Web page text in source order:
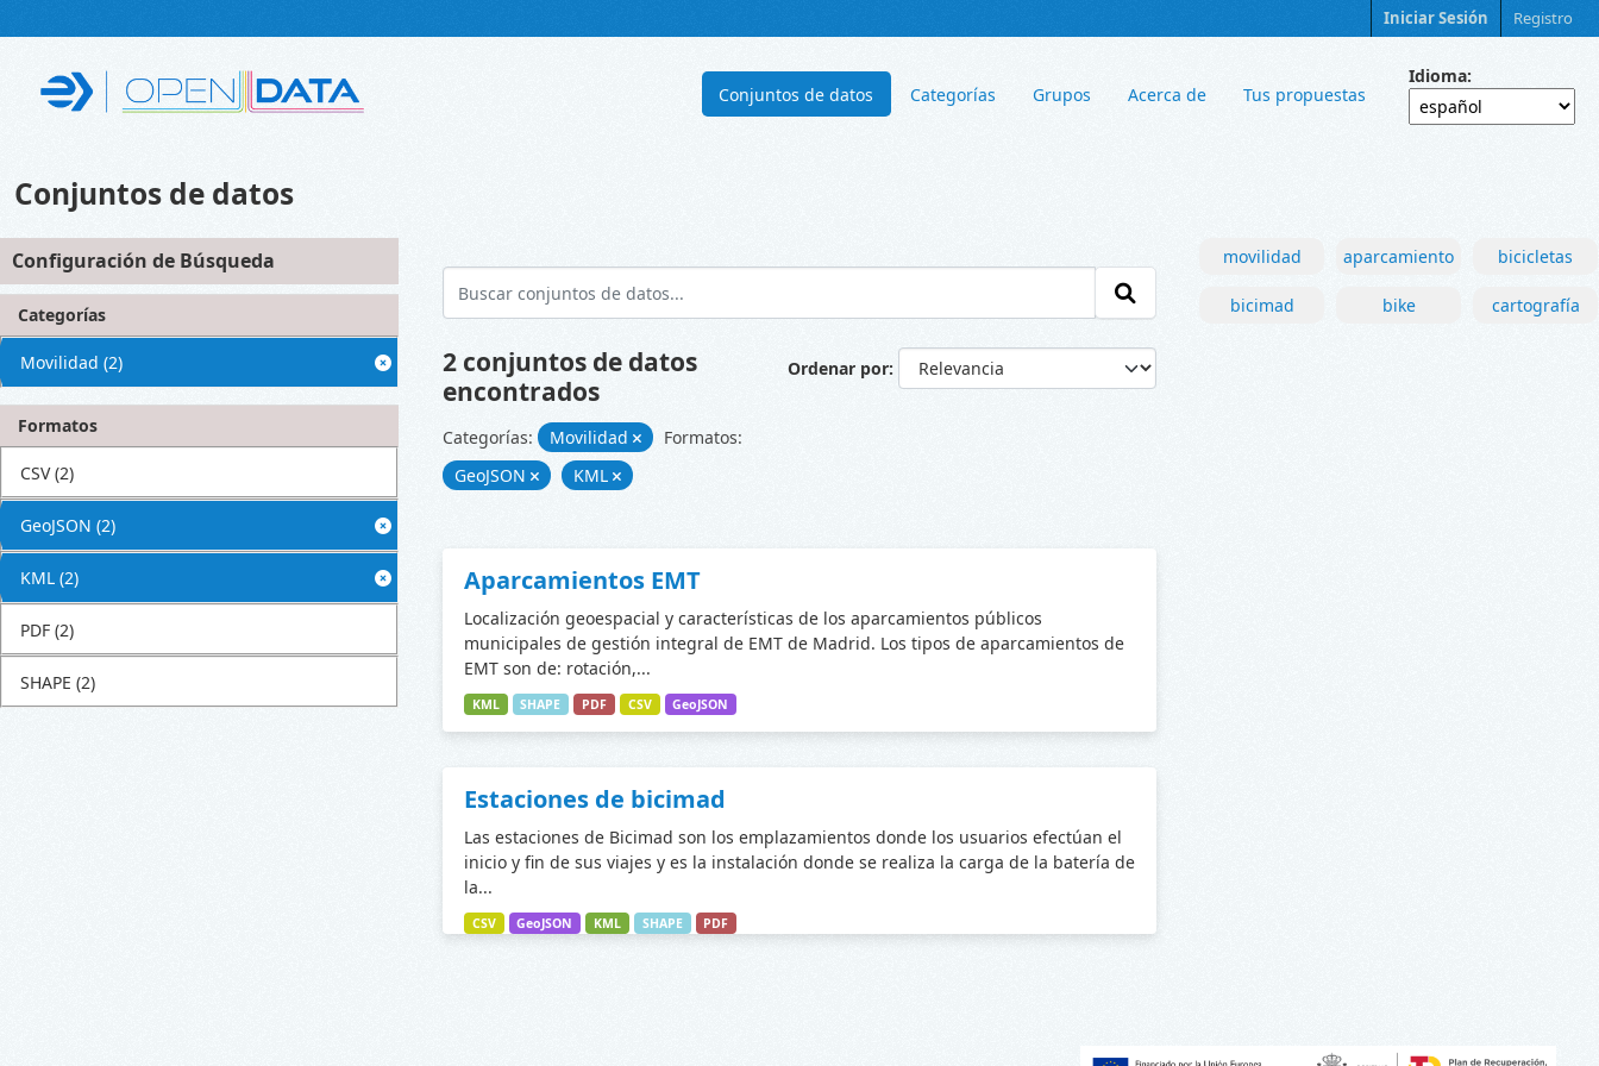
Iniciar Sesión Registro
Conjuntos de datos Categorías Grupos Acerca de Tus propuestas
Idioma
Conjuntos de datos
Configuración de Búsqueda
Categorías
Movilidad (2)
Formatos
CSV (2)
GeoJSON (2)
KML (2)
PDF (2)
SHAPE (2)
Ordenar por
2 conjuntos de datos
encontrados
Categorías: Movilidad
Formatos:
GeoJSON
KML
Aparcamientos EMT
Localización geoespacial y características de los aparcamientos públicos
municipales de gestión integral de EMT de Madrid. Los tipos de aparcamientos de
EMT son de: rotación,...
KML SHAPE PDF CSV GeoJSON
Estaciones de bicimad
Las estaciones de Bicimad son los emplazamientos donde los usuarios efectúan el
inicio y fin de sus viajes y es la instalación donde se realiza la carga de la batería de
la...
CSV GeoJSON KML SHAPE PDF
movilidad aparcamiento bicicletas
bicimad bike cartografía